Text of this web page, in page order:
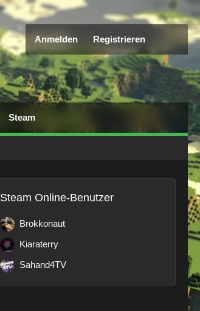
Anmelden Registrieren
Steam
Steam Online-Benutzer
Brokkonaut
Kiaraterry
Sahand4TV